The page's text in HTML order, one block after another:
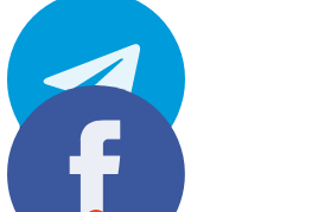
Paylaş: